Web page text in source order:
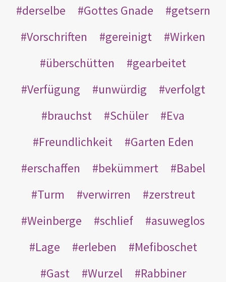
derselbe
Gottes Gnade
getsern
Vorschriften
gereinigt
Wirken
überschütten
gearbeitet
Verfügung
unwürdig
verfolgt
brauchst
Schüler
Eva
Freundlichkeit
Garten Eden
erschaffen
bekümmert
Babel
Turm
verwirren
zerstreut
Weinberge
schlief
asuweglos
Lage
erleben
Mefiboschet
Gast
Wurzel
Rabbiner